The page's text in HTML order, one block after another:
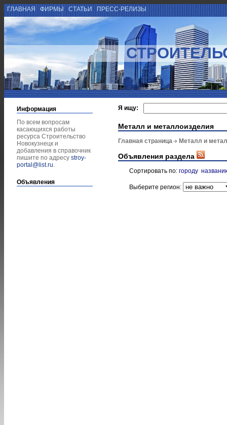
ГЛАВНАЯ ФИРМЫ СТАТЬИ ПРЕСС-РЕЛИЗЫ
Информация
По всем вопросам
касающихся работы
ресурса Строительство
Новокузнецк и
добавления в справочник
пишите по адресу stroy-
portal@list.ru.
Объявления
Я ищу:
Металл и металлоизделия
Главная страница Металл и
Объявления раздела
Сортировать по: городу
Выберите регион: